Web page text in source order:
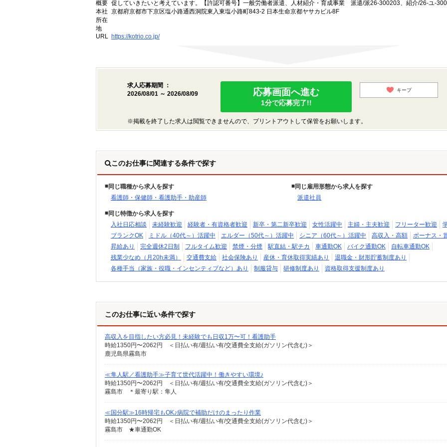
概要 促していきたいと考えています。【許認可番号】一般労働者派遣、人材紹介・育成事業 派遣/派26-300203、紹介/26-ユ-
本社
所在
地
京都府京都市下京区塩小路通西洞院東入東塩小路町843-2 日本生命京都ヤサカビル8F
URL https://kotrio.co.jp/
求人応募期間 ：
2026/08/01 ～ 2026/08/09
応募画面へ進む
1分で応募完了!!
キープ
※掲載を終了した求人は閲覧できませんので、プリントアウトして保管をお願いします。
このお仕事に関連する条件で探す
同じ職種から求人を探す
看護師・保健師・看護助手・助産師
同じ雇用形態から求人を探す
派遣社員
同じ特徴から求人を探す
入社日応相談
未経験歓迎 経験者・有資格者歓迎 新卒・第二新卒歓迎 女性活躍中 主婦・主夫歓迎 フリーター歓迎
ブランクOK
ミドル（40代～）活躍中 エルダー（50代～）活躍中 シニア（60代～）活躍中 高収入・高額
ボーナス・
昇給あり
完全週休2日制 フルタイム歓迎 禁煙・分煙 駅直結・駅チカ 車通勤OK バイク通勤OK
自転車通勤OK
残業少なめ（月20h未満）
交通費支給 社会保険あり 産休・育休取得実績あり
退職金・財形貯蓄制度あり
各種手当（家族・役職・インセンティブなど）あり
制服貸与 研修制度あり 資格取得支援制度あり
このお仕事に近い条件で探す
高収入を目指したい方必見！未経験でも日収1万〜可！看護助手
時給1350円〜2062円 ＜日払い有/週払い有/交通費全支給(ガソリン代含む)＞
鹿児島県霧島市
≪隼人駅／看護助手≫子育て世代活躍中！働きやすい環境♪
時給1350円〜2062円 ＜日払い有/週払い有/交通費全支給(ガソリン代含む)＞
霧島市 ＊最寄り駅：隼人
≪国分駅≫16時帰宅もOK♪病院で補助だけのまったり作業
時給1350円〜2062円 ＜日払い有/週払い有/交通費全支給(ガソリン代含む)＞
霧島市 ★車通勤OK